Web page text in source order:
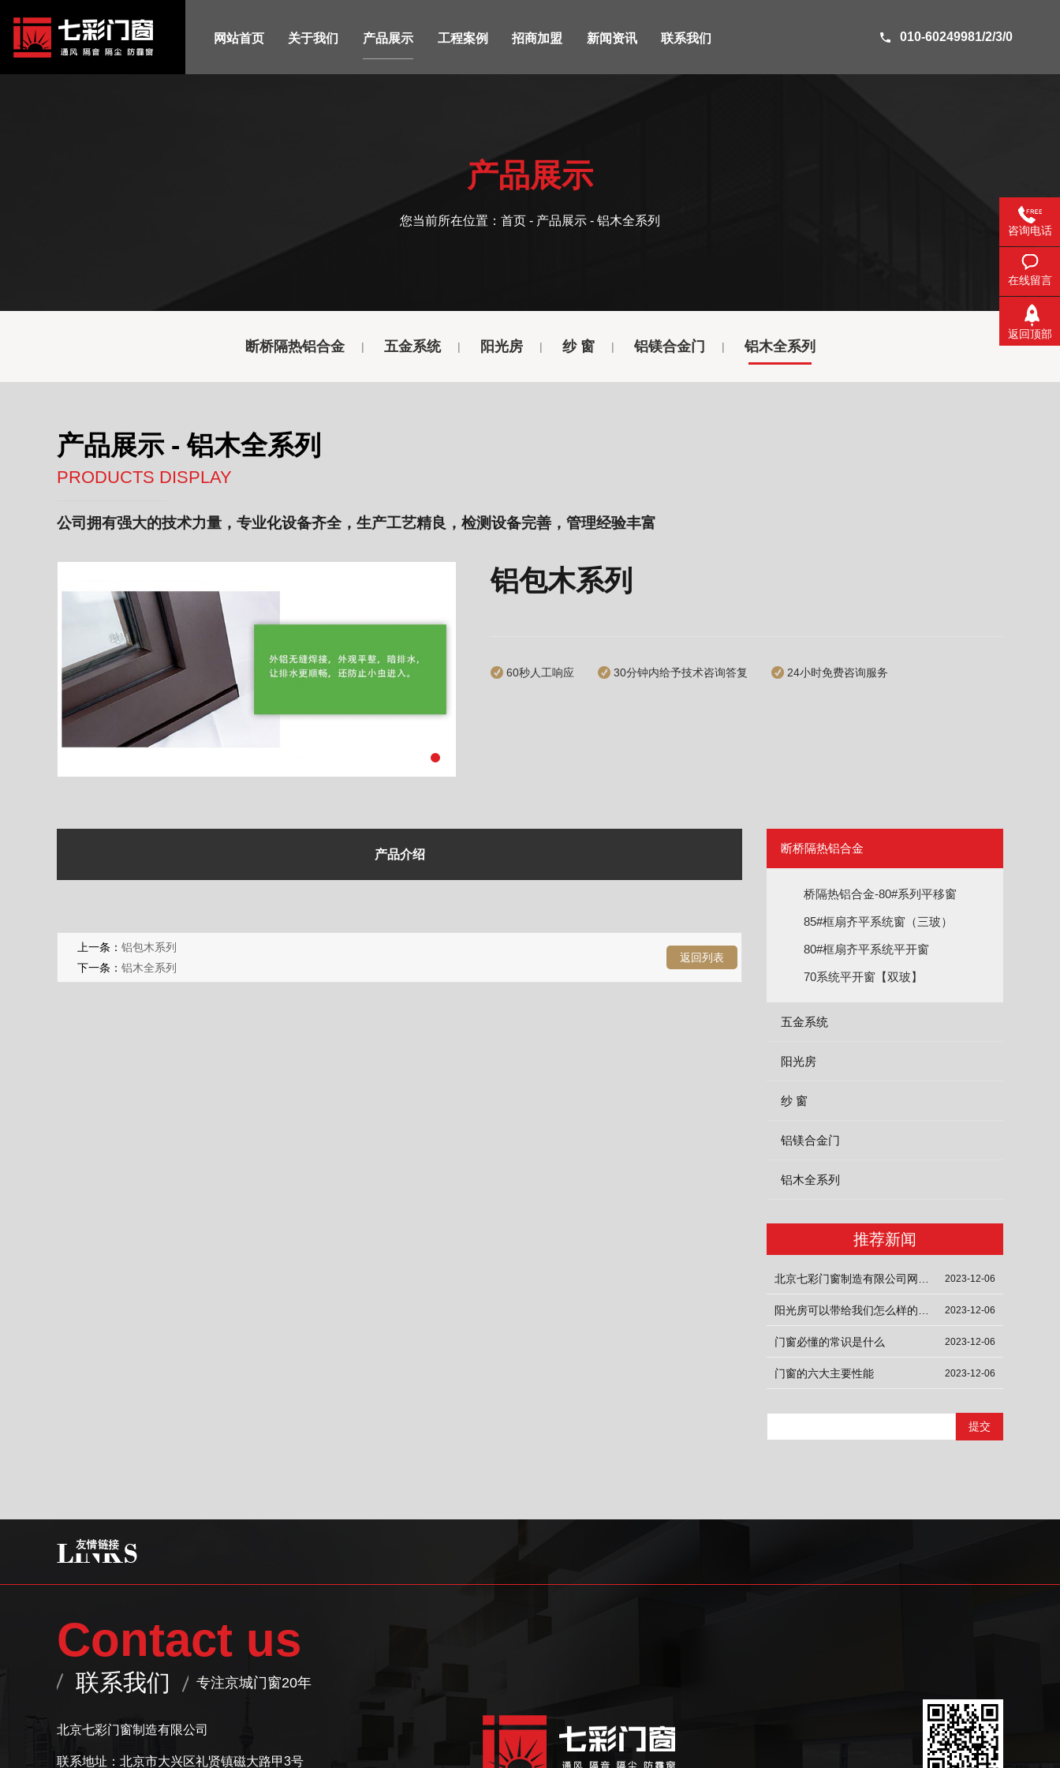
010-60249981/2/3/0
网站首页 关于我们 产品展示 工程案例 招商加盟 新闻资讯 联系我们
产品展示
您当前所在位置： 首页 - 产品展示 - 铝木全系列
断桥隔热铝合金 五金系统 阳光房 纱 窗 铝镁合金门 铝木全系列
产品展示 - 铝木全系列
PRODUCTS DISPLAY
公司拥有强大的技术力量，专业化设备齐全，生产工艺精良，检测设备完善，管理经验丰富
铝包木系列
60秒人工响应 30分钟内给予技术咨询答复 24小时免费咨询服务
产品介绍
上一条： 铝包木系列
下一条： 铝木全系列
返回列表
断桥隔热铝合金
桥隔热铝合金-80#系列平移窗
85#框扇齐平系统窗（三玻）
80#框扇齐平系统平开窗
70系统平开窗【双玻】
五金系统
阳光房
纱 窗
铝镁合金门
铝木全系列
推荐新闻
2023-12-06
2023-12-06
门窗必懂的常识是什么 2023-12-06
门窗的六大主要性能 2023-12-06
Contact us
联系我们 专注京城门窗20年
北京七彩门窗制造有限公司
联系地址：北京市大兴区礼贤镇磁大路甲3号
咨询电话
在线留言
返回顶部